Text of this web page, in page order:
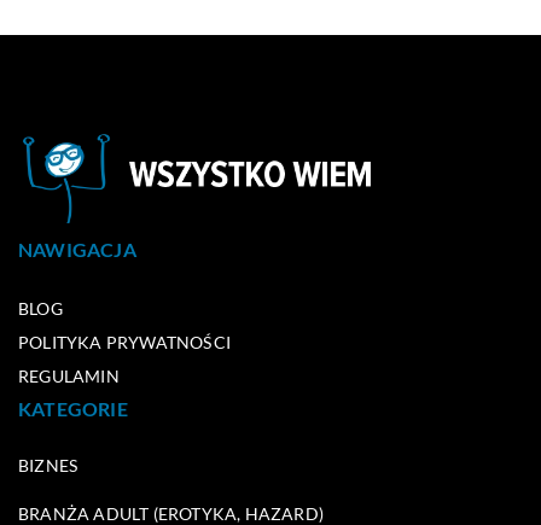
NAWIGACJA
BLOG
POLITYKA PRYWATNOŚCI
REGULAMIN
KATEGORIE
BIZNES
BRANŻA ADULT (EROTYKA, HAZARD)